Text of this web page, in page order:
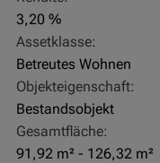
3,20 %
Assetklasse:
Betreutes Wohnen
Objekteigenschaft:
Bestandsobjekt
Gesamtfläche:
91,92 m² - 126,32 m²